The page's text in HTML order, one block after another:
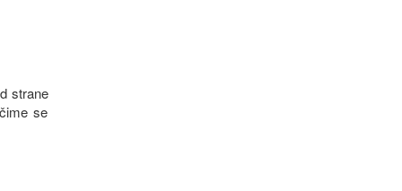
strane
se